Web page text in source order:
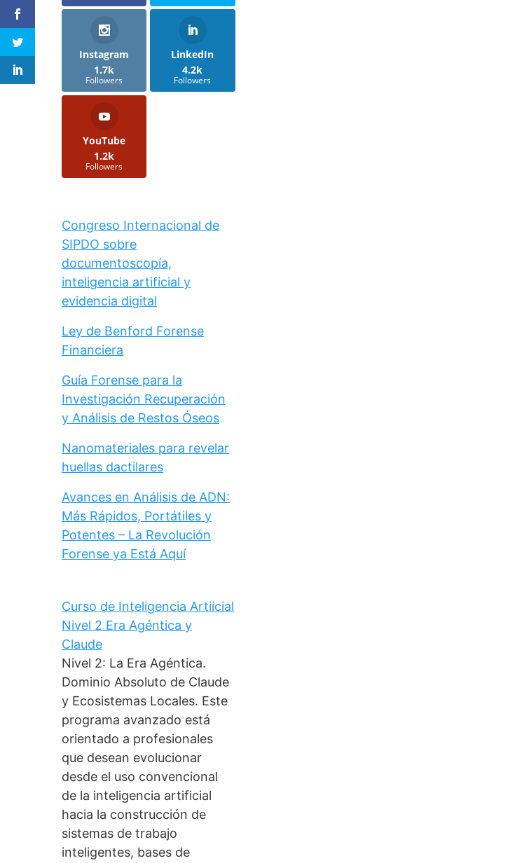
Instagram
1.7k
Followers
LinkedIn
4.2k
Followers
YouTube
1.2k
Followers
Congreso Internacional de
SIPDO sobre
documentoscopía,
inteligencia artificial y
evidencia digital
Ley de Benford Forense
Financiera
Guía Forense para la
Investigación Recuperación
y Análisis de Restos Óseos
Nanomateriales para revelar
huellas dactilares
Avances en Análisis de ADN:
Más Rápidos, Portátiles y
Potentes – La Revolución
Forense ya Está Aquí
Curso de Inteligencia Artiicial
Nivel 2 Era Agéntica y
Claude
Nivel 2: La Era Agéntica.
Dominio Absoluto de Claude
y Ecosistemas Locales. Este
programa avanzado está
orientado a profesionales
que desean evolucionar
desde el uso convencional
de la inteligencia artificial
hacia la construcción de
sistemas de trabajo
inteligentes, bases de